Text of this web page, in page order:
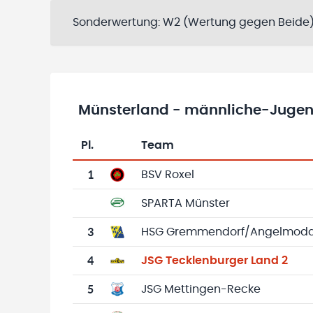
Sonderwertung: W2 (Wertung gegen
Münsterland - männliche-
Tabelle mit Vereinsplatzierungen, Spielen,
Pl. Team
1 BSV Roxel
SPARTA Münster
3 HSG Gremmendorf/
4 JSG Tecklenburger Land 2
5 JSG Mettingen-Recke